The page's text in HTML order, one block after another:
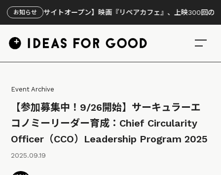
お知らせ
設サイトオープン】映画『リペアカフェ』、上映300回の先で見えて
Event Archive
【参加募集中！9/26開始】サーキュラーエ
コノミーリーダー育成：Chief Circularity
Officer（CCO）Leadership Program 2025
2025.09.19